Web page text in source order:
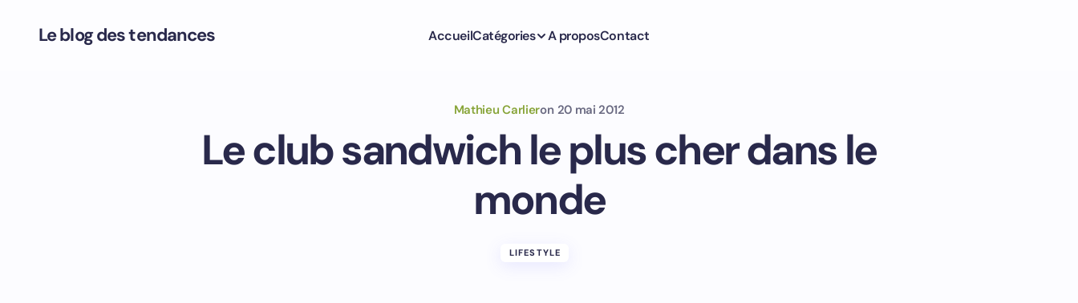
Le blog des tendances AccueilCatégories A proposContact
Mathieu Carlieron 20 mai 2012
Le club sandwich le plus cher dans le
monde
LIFESTYLE